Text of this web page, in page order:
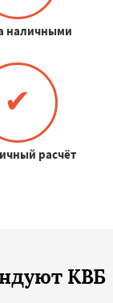
наличными
✔
расчёт
КВБ